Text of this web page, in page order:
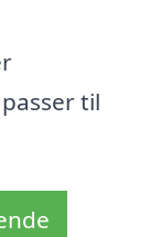
til